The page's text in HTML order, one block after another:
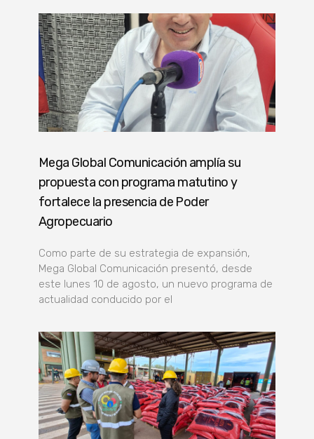
Mega Global Comunicación amplía su
propuesta con programa matutino y
fortalece la presencia de Poder
Agropecuario
Como parte de su estrategia de expansión,
Mega Global Comunicación presentó, desde
este lunes 10 de agosto, un nuevo programa de
actualidad conducido por el